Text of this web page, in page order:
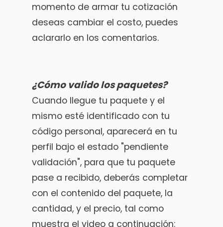
momento de armar tu cotización
deseas cambiar el costo, puedes
aclararlo en los comentarios.
¿Cómo valido los paquetes?
Cuando llegue tu paquete y el
mismo esté identificado con tu
código personal, aparecerá en tu
perfil bajo el estado "pendiente
validación", para que tu paquete
pase a recibido, deberás completar
con el contenido del paquete, la
cantidad, y el precio, tal como
muestra el video a continuación: